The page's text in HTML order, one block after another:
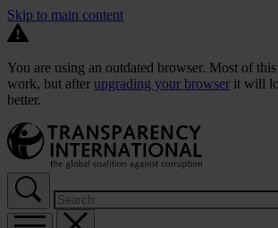
Skip to main content
You are using an outdated browser. Most of
work, but after upgrading your browser it will
better.